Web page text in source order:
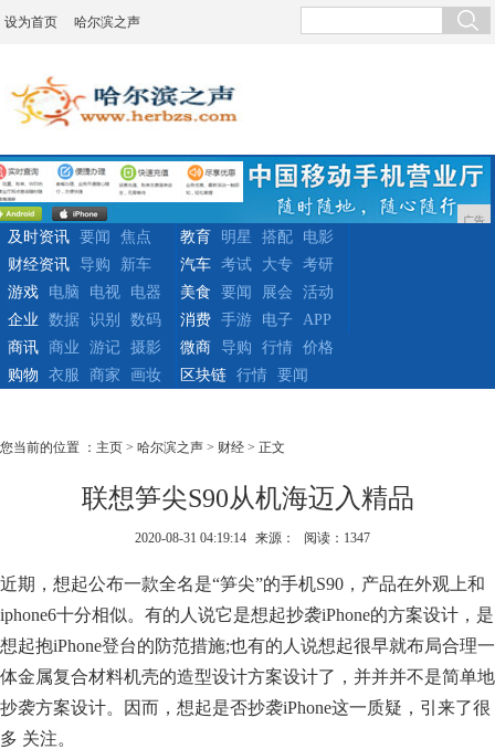
设为首页 哈尔滨之声
广告
及时资讯 要闻
焦点
财经资讯
导购 新车
教育 明星 搭配
电影
汽车
考试 大专
考研
游戏
电脑 电视
电器
企业
数据 识别 数码
美食 要闻 展会
活动
消费
手游 电子
APP
商讯
商业 游记
摄影
购物
衣服 商家 画妆
微商 导购 行情
价格
区块链
行情 要闻
您当前的位置 ： 主页 > 哈尔滨之声 > 财经 > 正文
联想笋尖S90从机海迈入精品
2020-08-31 04:19:14 来源： 阅读：1347
近期，想起公布一款全名是“笋尖”的手机S90，产品在外观上和
iphone6十分相似。有的人说它是想起抄袭iPhone的方案设计，是
想起抱iPhone登台的防范措施;也有的人说想起很早就布局合理一
体金属复合材料机壳的造型设计方案设计了，并并并不是简单地
抄袭方案设计。因而，想起是否抄袭iPhone这一质疑，引来了很
多 关注。